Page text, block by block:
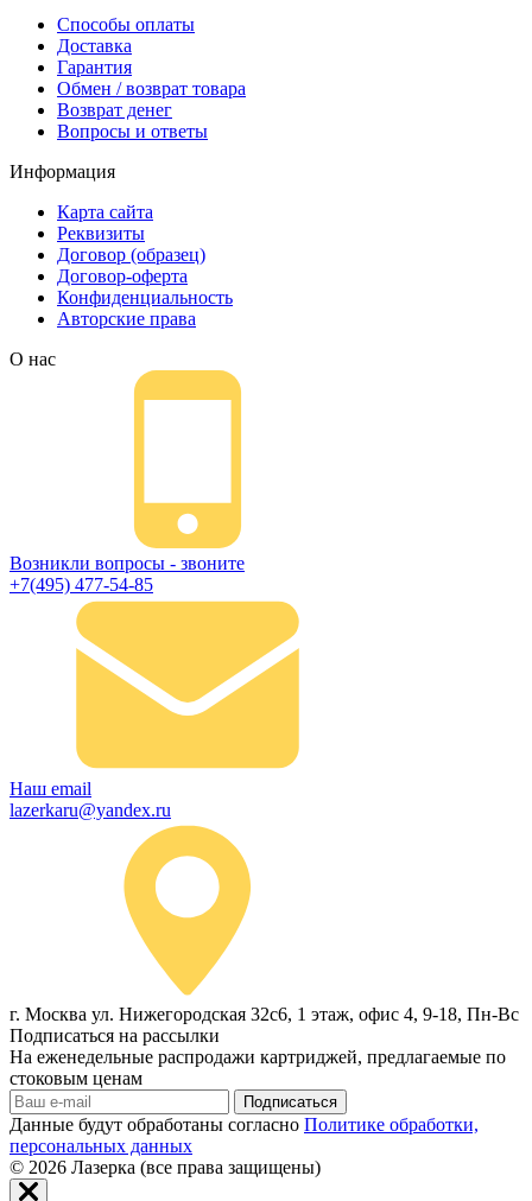
Способы оплаты
Доставка
Гарантия
Обмен / возврат товара
Возврат денег
Вопросы и ответы
Информация
Карта сайта
Реквизиты
Договор (образец)
Договор-оферта
Конфиденциальность
Авторские права
О нас
Возникли вопросы - звоните
+7(495) 477-54-85
Наш email
lazerkaru@yandex.ru
г. Москва ул. Нижегородская 32с6, 1 этаж, офис 4, 9-18, Пн-Вс
Подписаться на рассылки
На еженедельные распродажи картриджей, предлагаемые по
стоковым ценам
Подписаться
Данные будут обработаны согласно Политике обработки,
персональных данных
© 2026 Лазерка (все права защищены)